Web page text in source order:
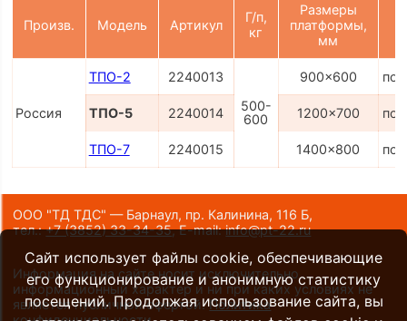
Произв. Модель Артикул
Г/п,
кг
Размеры
платформы,
мм
Россия
ТПО-2
2240013
500-
600
900x600 по
ТПО-5 2240014 1200x700 по
ТПО-7 2240015 1400x800 по
ООО "ТД ТДС" — Барнаул, пр. Калинина, 116 Б,
тел.:+7 (3852) 33-34-35,E-mail:info@pt-22.ru
Информация на сайте носит исключительно
информационный характер и ни при каких условиях не
является публичной офертой.Политика
Сайт использует файлы cookie, обеспечивающие
его функционирование и анонимную статистику
посещений. Продолжая использование сайта, вы